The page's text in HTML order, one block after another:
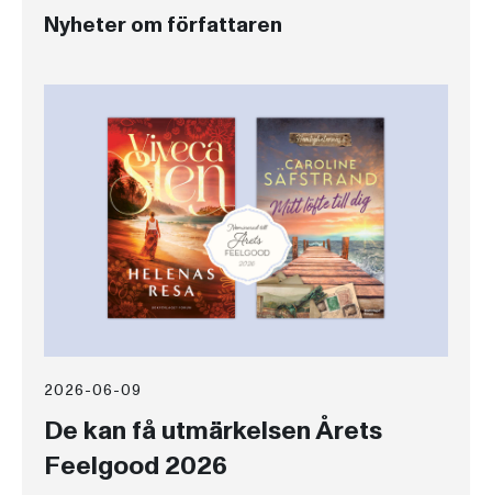
Nyheter om författaren
2026-06-09
De kan få utmärkelsen Årets
Feelgood 2026